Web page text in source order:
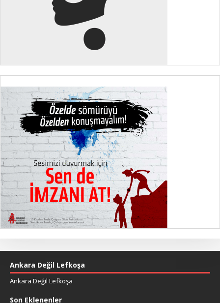
Ankara Değil Lefkoşa
Ankara Değil Lefkoşa
Son Eklenenler